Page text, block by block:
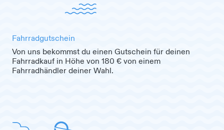
Fahrradgutschein
Von uns bekommst du einen Gutschein für deinen
Fahrradkauf in Höhe von 180 € von einem
Fahrradhändler deiner Wahl.